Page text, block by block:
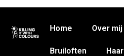
Home Over mij
Bruiloften